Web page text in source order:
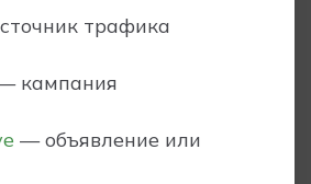
трафика
кампания
— объявление или